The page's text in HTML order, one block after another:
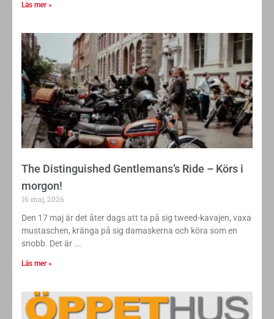
Läs mer »
The Distinguished Gentlemans’s Ride – Körs i
morgon!
16 maj, 2026
Den 17 maj är det åter dags att ta på sig tweed-kavajen, vaxa
mustaschen, kränga på sig damaskerna och köra som en
snobb. Det är
Läs mer »